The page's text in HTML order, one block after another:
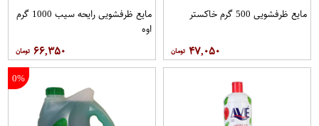
مایع ظرفشویی 500 گرم خاکستر
۴۷,۰۵۰
مایع ظرفشویی رایحه سیب 1000 گرم
اوه
۶۶,۳۵۰
0%